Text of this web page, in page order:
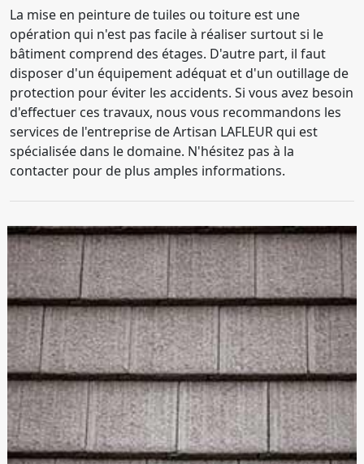
La mise en peinture de tuiles ou toiture est une
opération qui n'est pas facile à réaliser surtout si le
bâtiment comprend des étages. D'autre part, il faut
disposer d'un équipement adéquat et d'un outillage de
protection pour éviter les accidents. Si vous avez besoin
d'effectuer ces travaux, nous vous recommandons les
services de l'entreprise de Artisan LAFLEUR qui est
spécialisée dans le domaine. N'hésitez pas à la
contacter pour de plus amples informations.